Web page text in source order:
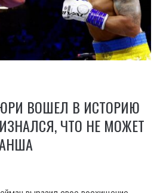
ВОШЕЛ В ИСТОРИЮ
ЧТО НЕ МОЖЕТ